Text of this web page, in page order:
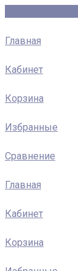
Главная
Кабинет
Корзина
Избранные
Сравнение
Главная
Кабинет
Корзина